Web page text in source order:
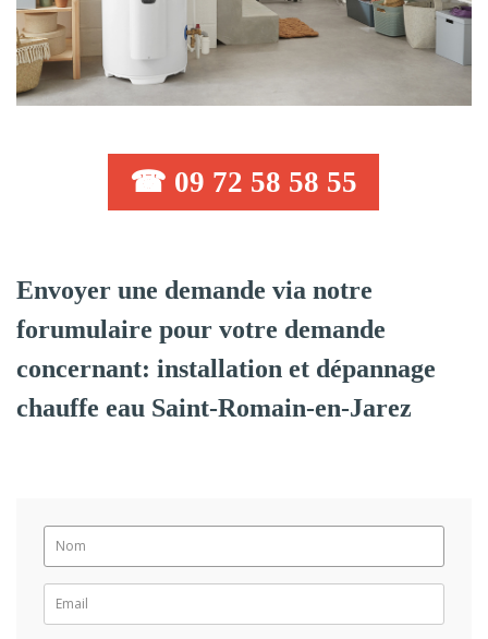
☎ 09 72 58 58 55
Envoyer une demande via notre
forumulaire pour votre demande
concernant: installation et dépannage
chauffe eau Saint-Romain-en-Jarez